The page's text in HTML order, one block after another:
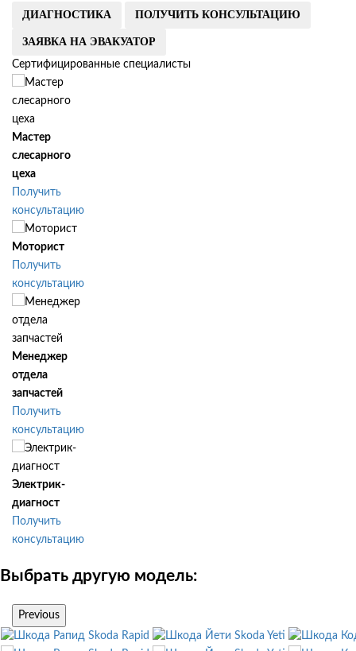
ДИАГНОСТИКА ПОЛУЧИТЬ КОНСУЛЬТАЦИЮ
ЗАЯВКА НА ЭВАКУАТОР
Сертифицированные специалисты
Мастер
слесарного
цеха
Получить
консультацию
Моторист
Получить
консультацию
Менеджер
отдела
запчастей
Получить
консультацию
Электрик-
диагност
Получить
консультацию
Выбрать другую модель:
Previous
Skoda Rapid
Skoda Yeti